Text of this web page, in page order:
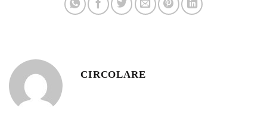
CIRCOLARE